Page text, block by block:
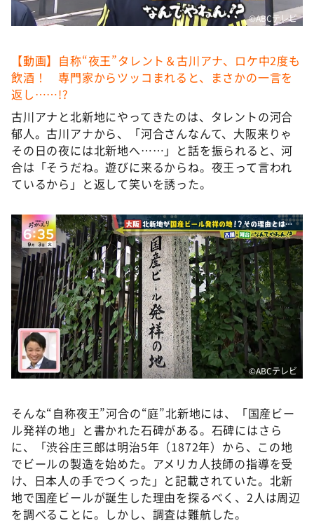
ポツンと一軒家
ぺこぱのまるスポ
アナ回覧板
©️ABCテレビ
【動画】自称“夜王”タレント＆古川アナ、ロケ中2度も
飲酒！ 専門家からツッコまれると、まさかの一言を
返し……!?
古川アナと北新地にやってきたのは、タレントの河合
郁人。古川アナから、「河合さんなんて、大阪来りゃ
その日の夜には北新地へ……」と話を振られると、河
合は「そうだね。遊びに来るからね。夜王って言われ
ているから」と返して笑いを誘った。
©️ABCテレビ
そんな“自称夜王”河合の“庭”北新地には、「国産ビー
ル発祥の地」と書かれた石碑がある。石碑にはさら
に、「渋谷庄三郎は明治5年（1872年）から、この地
でビールの製造を始めた。アメリカ人技師の指導を受
け、日本人の手でつくった」と記載されていた。北新
地で国産ビールが誕生した理由を探るべく、2人は周辺
を調べることに。しかし、調査は難航した。